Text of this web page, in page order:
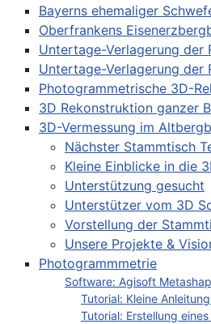
Bayerns ehemaliger
Oberfrankens
Untertage-Verlagerung der
Untertage-Verlagerung der
Photogrammetrische 3D-
3D Rekonstruktion ganzer
3D-Vermessung im
Nächster Stammtisch
Kleine Einblicke in die
Unterstützung gesucht
Unterstützer vom 3D
Vorstellung der
Unsere Projekte &
Photogrammmetrie
Software: Agisoft
Tutorial: Kleine
Tutorial: Erstellung